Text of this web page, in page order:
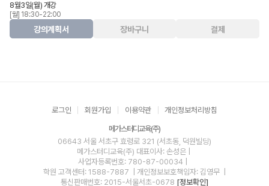
8월3일(월) 개강
[월] 18:30-22:00
강의계획서 장바구니 결제
로그인 회원가입 이용약관 개인정보처리방침
메가스터디교육(주)
06643 서울 서초구 효령로 321 (서초동, 덕원빌딩)
메가스터디교육(주) 대표이사: 손성은 |
사업자등록번호: 780-87-00034
학원 고객센터: 1588-7887
| 개인정보보호책임자: 김영무
통신판매번호: 2015-서울서초-0678 [정보확인]